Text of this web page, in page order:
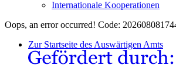
Internationale Kooperationen
Oops, an error occurred! Code:
Zur Startseite des Auswärtigen Amts